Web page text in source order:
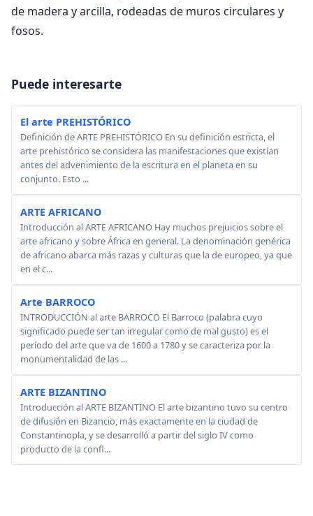
de madera y arcilla, rodeadas de muros circulares y
fosos.
Puede interesarte
El arte PREHISTÓRICO
Definición de ARTE PREHISTÓRICO En su definición estricta, el
arte prehistórico se considera las manifestaciones que existían
antes del advenimiento de la escritura en el planeta en su
conjunto. Esto ...
ARTE AFRICANO
Introducción al ARTE AFRICANO Hay muchos prejuicios sobre el
arte africano y sobre África en general. La denominación genérica
de africano abarca más razas y culturas que la de europeo, ya que
en el c...
Arte BARROCO
INTRODUCCIÓN al arte BARROCO El Barroco (palabra cuyo
significado puede ser tan irregular como de mal gusto) es el
período del arte que va de 1600 a 1780 y se caracteriza por la
monumentalidad de las ...
ARTE BIZANTINO
Introducción al ARTE BIZANTINO El arte bizantino tuvo su centro
de difusión en Bizancio, más exactamente en la ciudad de
Constantinopla, y se desarrolló a partir del siglo IV como
producto de la confl...